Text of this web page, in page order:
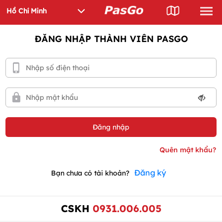
ĐĂNG NHẬP THÀNH VIÊN PASGO
Bạn chưa có tài khoản? Đăng ký
CSKH 0931.006.005